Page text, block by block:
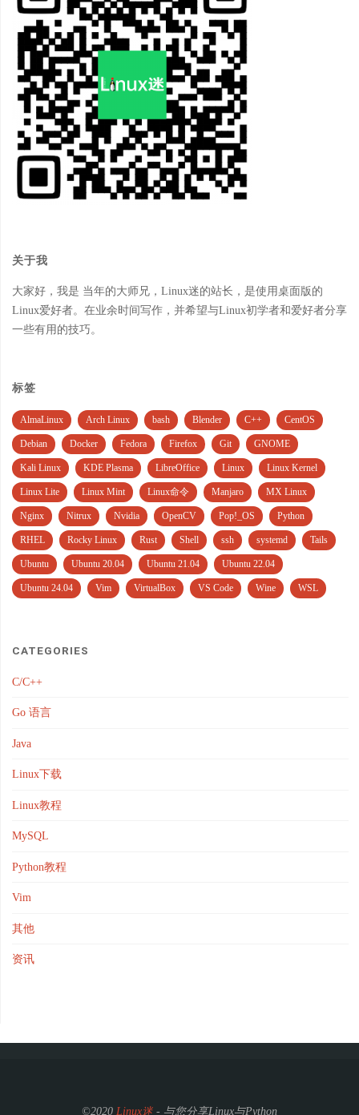
关于我
大家好，我是 当年的大师兄，Linux迷的站长，是使用桌面版的
Linux爱好者。在业余时间写作，并希望与Linux初学者和爱好者分享
一些有用的技巧。
标签
AlmaLinux Arch Linux bash Blender C++ CentOS
Debian Docker Fedora Firefox Git GNOME
Kali Linux KDE Plasma LibreOffice Linux Linux Kernel
Linux Lite Linux Mint Linux命令 Manjaro MX Linux
Nginx Nitrux Nvidia OpenCV Pop!_OS Python
RHEL Rocky Linux Rust Shell ssh systemd Tails
Ubuntu Ubuntu 20.04 Ubuntu 21.04 Ubuntu 22.04
Ubuntu 24.04 Vim VirtualBox VS Code Wine WSL
CATEGORIES
C/C++
Go 语言
Java
Linux下载
Linux教程
MySQL
Python教程
Vim
其他
资讯
©2020 Linux迷 - 与您分享Linux与Python